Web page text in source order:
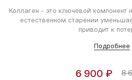
Коллаген - это ключевой компонент
естественном старении
приводит к
Подробнее
6 900 ₽ 8